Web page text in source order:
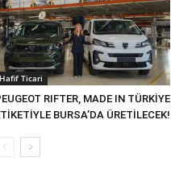
Hafif Ticari
RIFTER, MADE IN TÜRKİYE
BURSA’DA ÜRETİLECEK!